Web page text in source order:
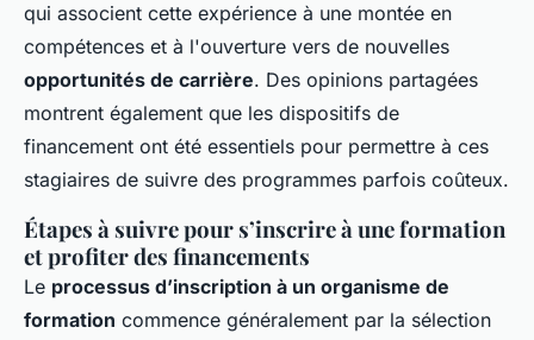
qui associent cette expérience à une montée en
compétences et à l'ouverture vers de nouvelles
opportunités de carrière. Des opinions partagées
montrent également que les dispositifs de
financement ont été essentiels pour permettre à ces
stagiaires de suivre des programmes parfois coûteux.
Étapes à suivre pour s’inscrire à une formation
et profiter des financements
Le processus d’inscription à un organisme de
formation commence généralement par la sélection